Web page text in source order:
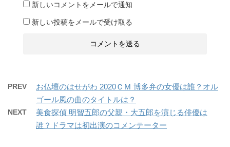
新しいコメントをメールで通知
新しい投稿をメールで受け取る
PREV
お仏壇のはせがわ 2020ＣＭ 博多弁の女優は誰？オル
ゴール風の曲のタイトルは？
NEXT
美食探偵 明智五郎の父親・大五郎を演じる俳優は
誰？ドラマは初出演のコメンテーター